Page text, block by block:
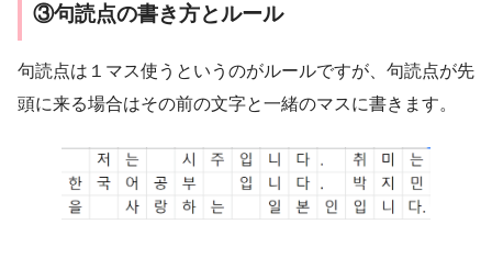
③句読点の書き方とルール
句読点は１マス使うというのがルールですが、句読点が先
頭に来る場合はその前の文字と一緒のマスに書きます。